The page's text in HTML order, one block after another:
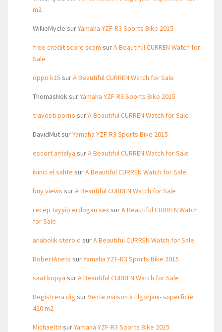
m2
WillieMycle surYamaha YZF-R3 Sports Bike 2015
free credit score scam surA Beautiful CURREN Watch for
Sale
oppo k15 surA Beautiful CURREN Watch for Sale
ThomasNoksurYamaha YZF-R3 Sports Bike 2015
travesti porno surA Beautiful CURREN Watch for Sale
DavidMutsurYamaha YZF-R3 Sports Bike 2015
escort antalya surA Beautiful CURREN Watch for Sale
ikinci el sahte surA Beautiful CURREN Watch for Sale
buy views surA Beautiful CURREN Watch for Sale
recep tayyip erdogan sexsurA Beautiful CURREN Watch
for Sale
anabolik steroid surA Beautiful CURREN Watch for Sale
RobertAnets surYamaha YZF-R3 Sports Bike 2015
saat kopya surA Beautiful CURREN Watch for Sale
Registrera dig surVente maison à Elgorjani- superficie
420 m2
MichaeltitsurYamaha YZF-R3 Sports Bike 2015